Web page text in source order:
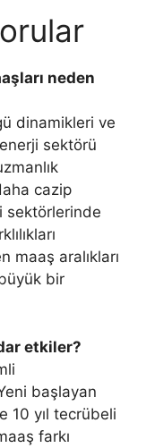
neden
dinamikleri ve
sektörü
cazip
sektörlerinde
maaş aralıkları
bir
etkiler?
başlayan
10 yıl tecrübeli
farkı